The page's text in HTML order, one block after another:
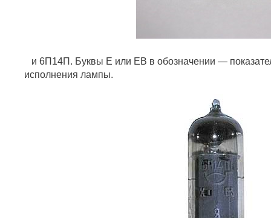
и 6П14П. Буквы Е или ЕВ в обозначении —
исполнения лампы.